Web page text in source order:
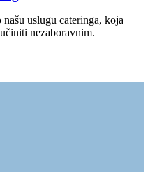
uslugu cateringa, koja
nezaboravnim.